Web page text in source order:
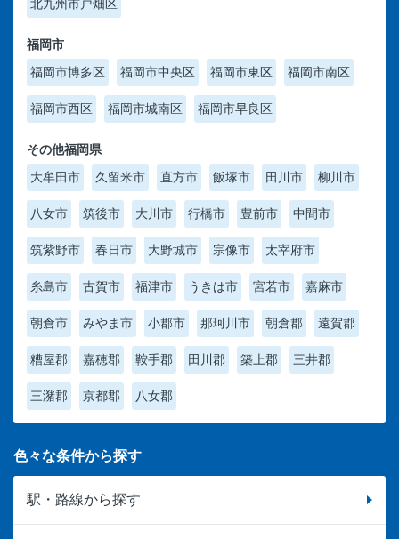
北九州市戸畑区
福岡市
福岡市博多区
福岡市中央区 福岡市東区 福岡市南区
福岡市西区 福岡市城南区 福岡市早良区
その他福岡県
大牟田市
久留米市 直方市 飯塚市 田川市 柳川市
八女市 筑後市 大川市 行橋市 豊前市 中間市
筑紫野市 春日市 大野城市 宗像市 太宰府市
糸島市 古賀市 福津市 うきは市 宮若市 嘉麻市
朝倉市 みやま市 小郡市 那珂川市 朝倉郡 遠賀郡
糟屋郡 嘉穂郡 鞍手郡 田川郡 築上郡 三井郡
三潴郡 京都郡 八女郡
色々な条件から探す
駅・路線から探す